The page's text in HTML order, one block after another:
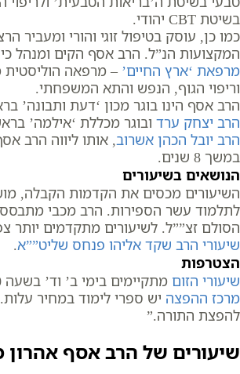
בשיטת CBT יהודי.
כמו כן, עוסק בטיפול זוגי והורי ומעביר
המקצועות הנ”ל. הרב אסף הקים ומנהל
מרפאת ‘ארץ החיים’ – מרפאה הוליסטית
וריפוי הגוף, הנפש והתא המשפחתי.
הרב אסף הינו בוגר מכון ‘דעת ותבונה’
הרב יצחק ערד ובוגר מכללת ‘אילמה’
הרב יובל הכהן אשרוב, אותו ליווה הרב
במשך 8 שנים.
הנושאים בשיעורים
השיעורים מכסים את הקדמות הקבלה,
לתלמוד עשר הספירות. הרב מכבי
הסולם זצ””ל. לשיעורים מתקדמים יותר
שיעורי הרב שקד אליהו פנחס שליט””א.
הצטרפות
שיעורי הזום מתקיימים בימי ב’ וד’ בשעה 20:30. ב
מרכז ההפצה יש ספרי לימוד במחיר עלות.
להפצת התורה.”
שיעורים של הרב אסף אהרון